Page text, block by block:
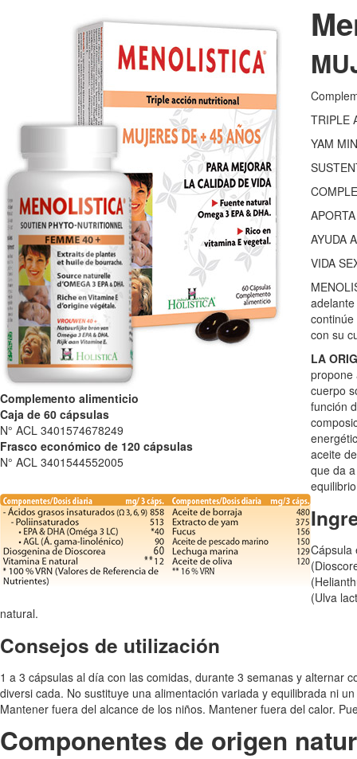
Complemento alimenticio
Caja de 60 cápsulas
N° ACL 3401574678249
Frasco económico de 120 cápsulas
N° ACL 3401544552005
TRIPLE
YAM
AYUDA
VIDA
con su
LA
propone
cuerpo
función
aceite
que da
(Ulva
natural.
Consejos de utilización
1 a 3 cápsulas al día con las comidas, durante 3 semanas y alternar
diversi cada. No sustituye una alimentación variada y equilibrada ni
Mantener fuera del alcance de los niños. Mantener fuera del calor.
Componentes de origen